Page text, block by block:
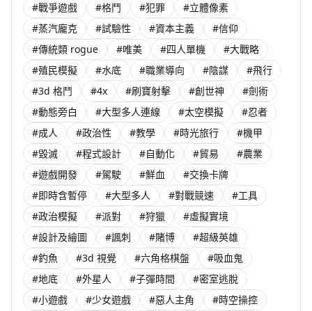
#戰爭遊戲
#格鬥 #犯罪
#立體像素
#蒸汽龐克
#試驗性 #資本主義
#信仰
#傳統類 rogue
#唯美 #四人單機
#大戰略
#殖民模擬
#水底 #職業導向 #陰謀
#飛行
#3d 格鬥
#4x #刷寶射擊 #創世神
#劍術
#動態旁白
#大型多人連線 #太空模擬
#忍者
#成人
#政治性 #教學 #時光旅行
#機甲
#毀滅
#程式設計 #自動化 #貿易
#農業
#遊戲開發
#駕駛 #鮮血
#交換卡牌
#即時含暫停
#大型多人 #對戰競速
#工具
#政治模擬
#派對 #狩獵
#虛擬實境
#設計及繪圖
#諷刺 #賭博
#超級英雄
#釣魚
#3d 視覺 #六角格棋盤
#吸血鬼
#地底
#外星人 #子彈時間
#密室逃脫
#小遊戲
#少女遊戲 #惡人主角
#時空操控